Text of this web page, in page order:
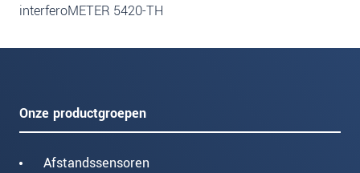
interferoMETER 5420-TH
Onze productgroepen
Afstandssensoren